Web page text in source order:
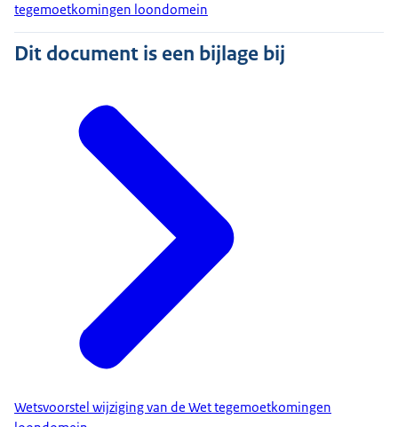
tegemoetkomingen loondomein
Dit document is een bijlage bij
Wetsvoorstel wijziging van de Wet tegemoetkomingen